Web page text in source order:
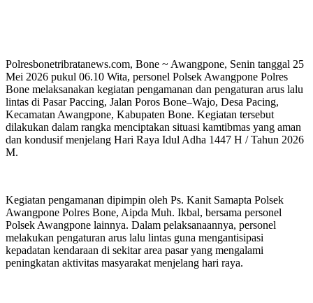
Polresbonetribratanews.com, Bone ~ Awangpone, Senin tanggal 25
Mei 2026 pukul 06.10 Wita, personel Polsek Awangpone Polres
Bone melaksanakan kegiatan pengamanan dan pengaturan arus lalu
lintas di Pasar Paccing, Jalan Poros Bone–Wajo, Desa Pacing,
Kecamatan Awangpone, Kabupaten Bone. Kegiatan tersebut
dilakukan dalam rangka menciptakan situasi kamtibmas yang aman
dan kondusif menjelang Hari Raya Idul Adha 1447 H / Tahun 2026
M.
Kegiatan pengamanan dipimpin oleh Ps. Kanit Samapta Polsek
Awangpone Polres Bone, Aipda Muh. Ikbal, bersama personel
Polsek Awangpone lainnya. Dalam pelaksanaannya, personel
melakukan pengaturan arus lalu lintas guna mengantisipasi
kepadatan kendaraan di sekitar area pasar yang mengalami
peningkatan aktivitas masyarakat menjelang hari raya.